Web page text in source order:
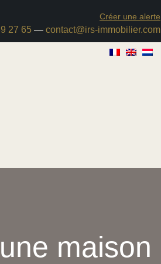
Créer une alerte
27 65 — contact@irs-immobilier.com
maison